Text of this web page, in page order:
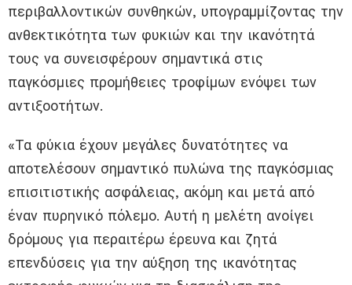
περιβαλλοντικών συνθηκών, υπογραμμίζοντας την
ανθεκτικότητα των φυκιών και την ικανότητά
τους να συνεισφέρουν σημαντικά στις
παγκόσμιες προμήθειες τροφίμων ενόψει των
αντιξοοτήτων.
«Τα φύκια έχουν μεγάλες δυνατότητες να
αποτελέσουν σημαντικό πυλώνα της παγκόσμιας
επισιτιστικής ασφάλειας, ακόμη και μετά από
έναν πυρηνικό πόλεμο. Αυτή η μελέτη ανοίγει
δρόμους για περαιτέρω έρευνα και ζητά
επενδύσεις για την αύξηση της ικανότητας